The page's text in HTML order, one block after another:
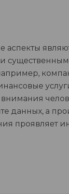
аспекты
данных, а
проявляет